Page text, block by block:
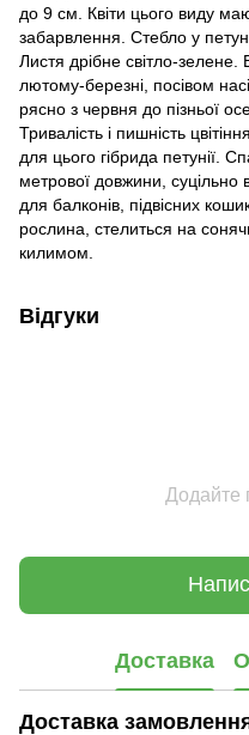
до 9 см. Квіти цього виду
забарвлення. Стебло у
Листя дрібне світло-
лютому-березні, посівом
рясно з червня до пізньої
Тривалість і пишність
для цього гібрида петунії.
метрової довжини, суцільно
для балконів, підвісних
рослина, стелиться на
килимом.
Відгуки
Додайте
Доставка
Доставка